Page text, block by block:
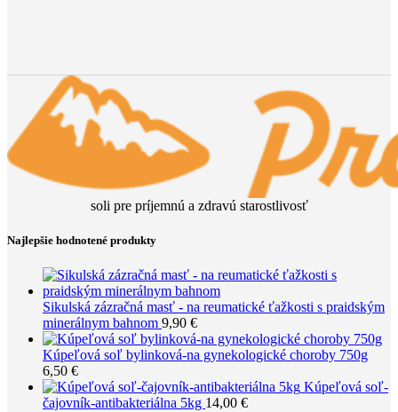
soli pre príjemnú a zdravú starostlivosť
Najlepšie hodnotené produkty
Sikulská zázračná masť - na reumatické ťažkosti s praidským
minerálnym bahnom 9,90 €
Kúpeľová soľ bylinková-na gynekologické choroby 750g
6,50 €
Kúpeľová soľ-
čajovník-antibakteriálna 5kg 14,00 €